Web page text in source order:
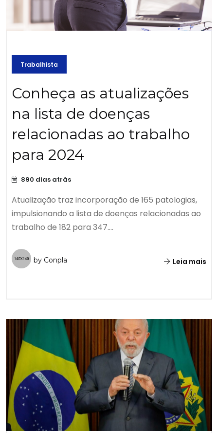
Trabalhista
Conheça as atualizações
na lista de doenças
relacionadas ao trabalho
para 2024
890 dias atrás
Atualização traz incorporação de 165 patologias,
impulsionando a lista de doenças relacionadas ao
trabalho de 182 para 347....
by Conpla Leia mais